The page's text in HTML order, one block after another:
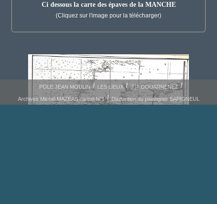
Ci dessous la carte des épaves de la MANCHE
(Cliquez sur l'image pour la télécharger)
POLE JEAN MOULIN LES LIEUX 🇫🇷DOUARNENEZ
Archives Michel MAZÉAS carton N°1 Disparition du palangrier SAPIGNEUL